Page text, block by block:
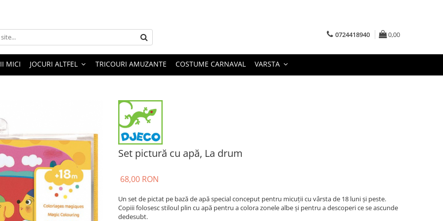
0724418940 0,00
MICI JOCURI ALTFEL TRICOURI AMUZANTE COSTUME CARNAVAL VARSTA
Set pictură cu apă, La drum
68,00 RON
Un set de pictat pe bază de apă special conceput pentru micuții cu vârsta de 18 luni și peste.
Copiii folosesc stiloul plin cu apă pentru a colora zonele albe și pentru a descoperi ce se ascunde
dedesubt.